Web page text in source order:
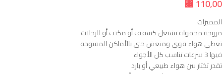
المميزات
مروحة محمولة تشتغل كسقف أو مكتب أو للرحلات
تعطي هواء قوي ومنعش حتى بالأماكن المفتوحة
فيها 3 سرعات تناسب كل الأجواء
تقدر تختار بين هواء طبيعي أو بارد